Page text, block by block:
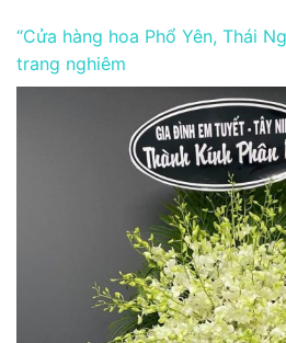
“Cửa hàng hoa Phổ Yên, Thái
trang nghiêm